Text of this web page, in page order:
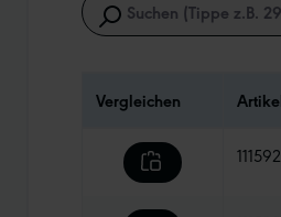
Vergleichen